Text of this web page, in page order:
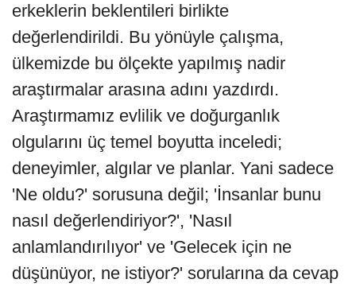
erkeklerin beklentileri birlikte
değerlendirildi. Bu yönüyle çalışma,
ülkemizde bu ölçekte yapılmış nadir
araştırmalar arasına adını yazdırdı.
Araştırmamız evlilik ve doğurganlık
olgularını üç temel boyutta inceledi;
deneyimler, algılar ve planlar. Yani sadece
'Ne oldu?' sorusuna değil; 'İnsanlar bunu
nasıl değerlendiriyor?', 'Nasıl
anlamlandırılıyor' ve 'Gelecek için ne
düşünüyor, ne istiyor?' sorularına da cevap